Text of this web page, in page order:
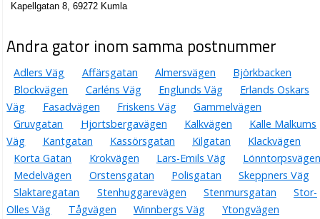
Kapellgatan 8, 69272 Kumla
Andra gator inom samma postnummer
Adlers Väg Affärsgatan Almersvägen
Björkbacken
Blockvägen
Carléns Väg Englunds Väg
Erlands Oskars
Väg
Fasadvägen Friskens Väg
Gammelvägen
Gruvgatan
Hjortsbergavägen Kalkvägen
Kalle Malkums
Väg
Kantgatan Kassörsgatan Kilgatan
Klackvägen
Korta Gatan
Krokvägen Lars-Emils Väg
Lönntorpsvägen
Medelvägen
Orstensgatan Polisgatan
Skeppners Väg
Slaktaregatan
Stenhuggarevägen Stenmursgatan
Stor-
Olles Väg
Tågvägen Winnbergs Väg
Ytongvägen